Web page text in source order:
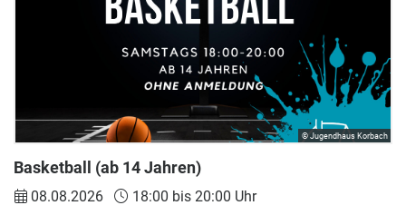
Basketball (ab 14 Jahren)
08.08.2026
18:00 bis 20:00 Uhr
© Jugendhaus Korbach